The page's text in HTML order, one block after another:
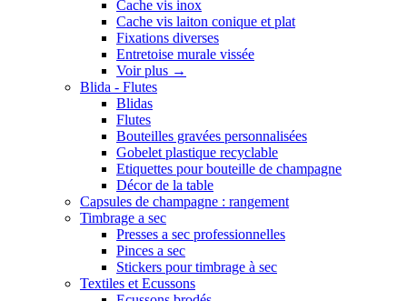
Cache vis inox
Cache vis laiton conique et plat
Fixations diverses
Entretoise murale vissée
Voir plus →
Blida - Flutes
Blidas
Flutes
Bouteilles gravées personnalisées
Gobelet plastique recyclable
Etiquettes pour bouteille de champagne
Décor de la table
Capsules de champagne : rangement
Timbrage a sec
Presses a sec professionnelles
Pinces a sec
Stickers pour timbrage à sec
Textiles et Ecussons